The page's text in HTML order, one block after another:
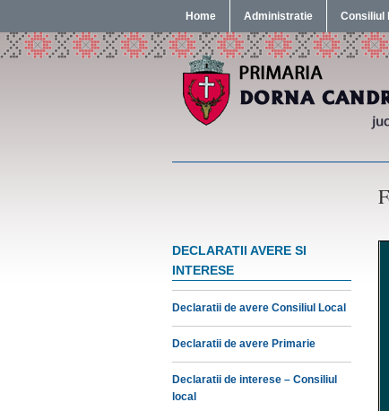
Home Administratie Consiliul
DECLARATII AVERE SI
INTERESE
Declaratii de avere Consiliul Local
Declaratii de avere Primarie
Declaratii de interese – Consiliul
local